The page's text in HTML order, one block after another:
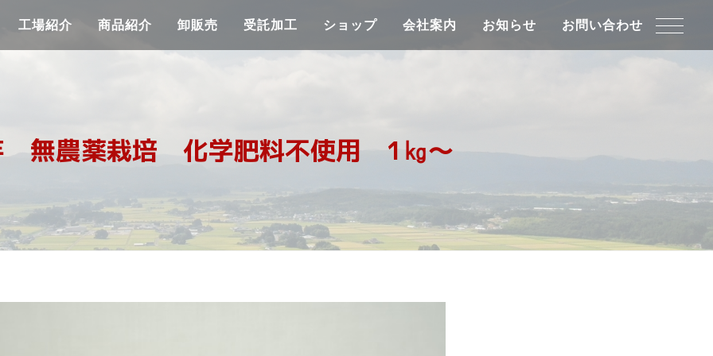
工場紹介 商品紹介 卸販売 受託加工 ショップ 会社案内 お知らせ お問い合わせ
無農薬栽培 化学肥料不使用 1㎏～